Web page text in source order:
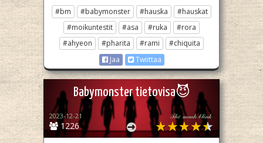
#bm #babymonster #hauska
#hauskat
#moikuntestit
#asa #ruka
#rora
#ahyeon
#pharita #rami
#chiquita
Jaa
Twiittaa
Babymonster tietovisa😈
1226
2023-12-21 𝒯𝒽𝑒 𝓂𝓂𝒽 𝒷𝓁𝒾𝓃𝓀